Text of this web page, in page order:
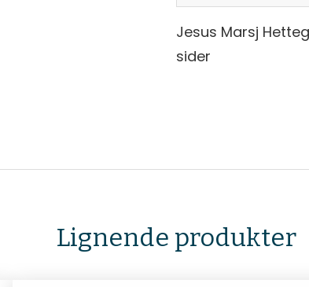
Jesus Marsj
sider
Lignende produkter